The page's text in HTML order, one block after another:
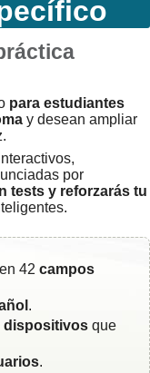
para estudiantes
y desean ampliar
por
tests y reforzarás tu
42 campos
.
dispositivos que
.